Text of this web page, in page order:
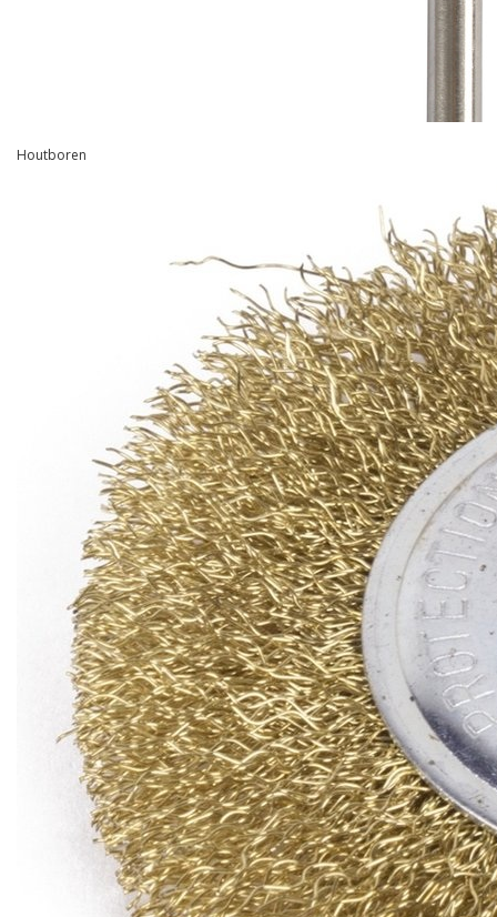
Houtboren